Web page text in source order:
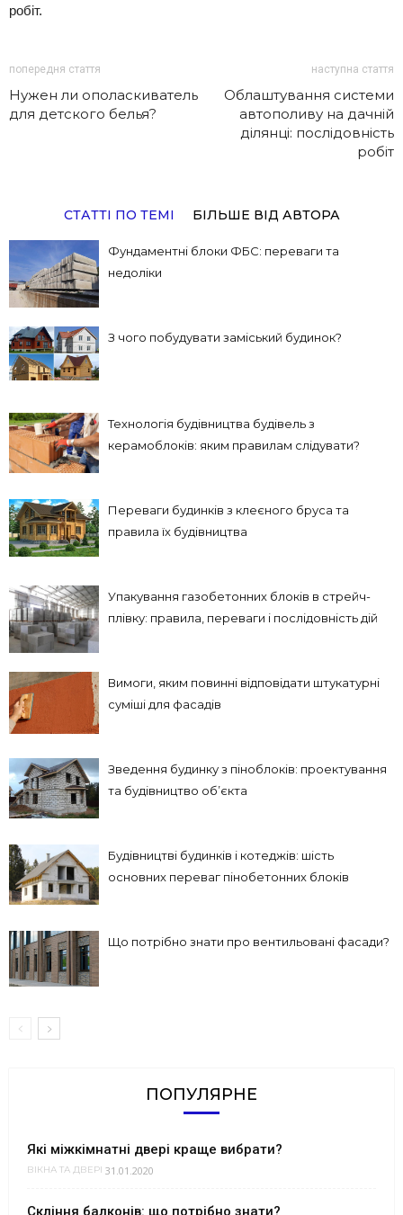
робіт.
попередня стаття
Нужен ли ополаскиватель
для детского белья?
наступна стаття
Облаштування системи
автополиву на дачній
ділянці: послідовність
робіт
СТАТТІ ПО ТЕМІ БІЛЬШЕ ВІД АВТОРА
Фундаментні блоки ФБС: переваги та
недоліки
З чого побудувати заміський будинок?
Технологія будівництва будівель з
керамоблоків: яким правилам слідувати?
Переваги будинків з клеєного бруса та
правила їх будівництва
Упакування газобетонних блоків в стрейч-
плівку: правила, переваги і послідовність дій
Вимоги, яким повинні відповідати штукатурні
суміші для фасадів
Зведення будинку з піноблоків: проектування
та будівництво об’єкта
Будівництві будинків і котеджів: шість
основних переваг пінобетонних блоків
Що потрібно знати про вентильовані фасади?
ПОПУЛЯРНЕ
Які міжкімнатні двері краще вибрати?
ВІКНА ТА ДВЕРІ 31.01.2020
Скління балконів: що потрібно знати?